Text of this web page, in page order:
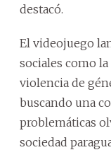
destacó.
El videojuego
sociales como
violencia de
buscando una
problemáticas
sociedad